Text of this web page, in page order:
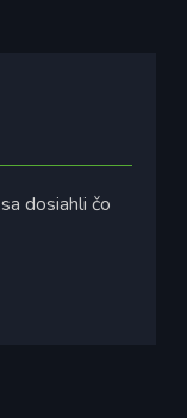
dosiahli čo